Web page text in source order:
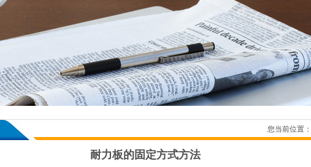
您当前位置：
耐力板的固定方式方法